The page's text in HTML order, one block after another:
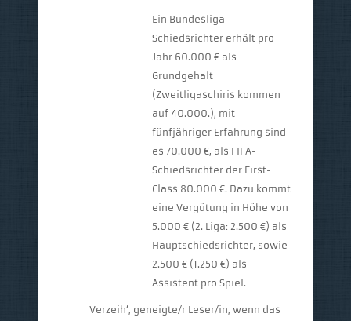
Ein Bundesliga-
Schiedsrichter erhält pro
Jahr 60.000 € als
Grundgehalt
(Zweitligaschiris kommen
auf 40.000.), mit
fünfjähriger Erfahrung sind
es 70.000 €, als FIFA-
Schiedsrichter der First-
Class 80.000 €. Dazu kommt
eine Vergütung in Höhe von
5.000 € (2. Liga: 2.500 €) als
Hauptschiedsrichter, sowie
2.500 € (1.250 €) als
Assistent pro Spiel.
Verzeih‘, geneigte/r Leser/in, wenn das